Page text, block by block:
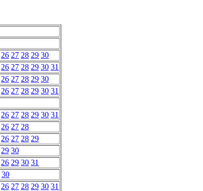
26 27 28 29 30
26 27 28 29 30 31
26 27 28 29 30
26 27 28 29 30 31
26 27 28 29 30 31
26 27 28
26 27 28 29
29 30
26 29 30 31
30
26 27 28 29 30 31